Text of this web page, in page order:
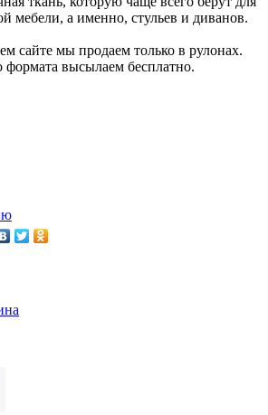
мебели, а именно, стульев и диванов.
сайте мы продаем только в рулонах.
высылаем бесплатно.